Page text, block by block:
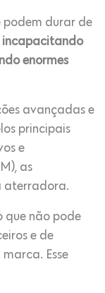
podem durar de
incapacitando
enormes
avançadas e
principais
e
as
aterradora.
não pode
e de
Esse